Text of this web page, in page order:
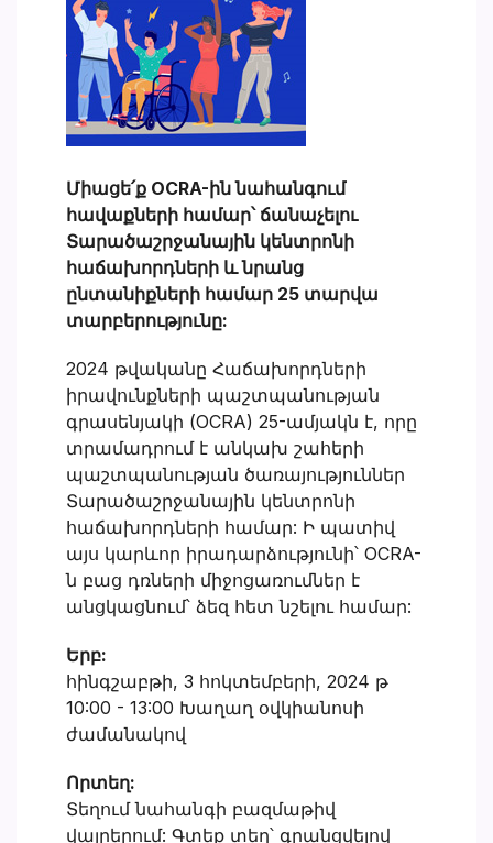
Միացե՛ք OCRA-ին նահանգում
հավաքների համար՝ ճանաչելու
Տարածաշրջանային կենտրոնի
հաճախորդների և նրանց
ընտանիքների համար 25 տարվա
տարբերությունը:
2024 թվականը Հաճախորդների
իրավունքների պաշտպանության
գրասենյակի (OCRA) 25-ամյակն է, որը
տրամադրում է անկախ շահերի
պաշտպանության ծառայություններ
Տարածաշրջանային կենտրոնի
հաճախորդների համար: Ի պատիվ
այս կարևոր իրադարձությունի՝ OCRA-
ն բաց դռների միջոցառումներ է
անցկացնում՝ ձեզ հետ նշելու համար:
Երբ:
հինգշաբթի, 3 հոկտեմբերի, 2024 թ
10:00 - 13:00 Խաղաղ օվկիանոսի
ժամանակով
Որտեղ:
Տեղում նահանգի բազմաթիվ
վայրերում: Գտեք տեղ՝ գրանցվելով